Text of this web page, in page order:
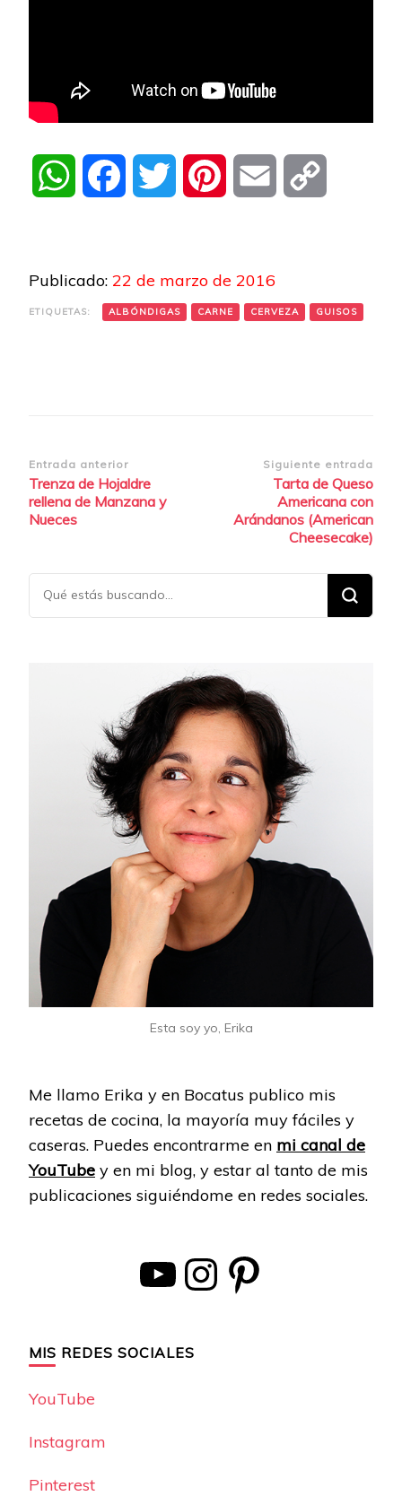
WhatsAppFacebook Twitter Pinterest Email
Publicado: 22 de marzo de 2016
ETIQUETAS: ALBÓNDIGAS CARNE CERVEZA GUISOS
Navegación
de
entradas
Entrada anterior
Trenza de Hojaldre
rellena de Manzana y
Nueces
Siguiente entrada
Tarta de Queso
Americana con
Arándanos (American
Cheesecake)
¿Buscas
algo?
Esta soy yo, Erika
Me llamo Erika y en Bocatus publico mis
recetas de cocina, la mayoría muy fáciles y
caseras. Puedes encontrarme en mi canal de
YouTube y en mi blog, y estar al tanto de mis
publicaciones siguiéndome en redes sociales.
YouTube Instagram Pinterest
MIS REDES SOCIALES
YouTube
Instagram
Pinterest